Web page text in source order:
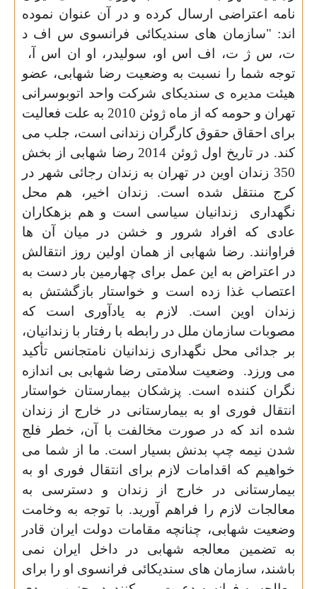
نامه اعتراضی ارسال کرده و در آن عنوان نموده
اند: "سازمان های سندیکائی فرانسوی س اف د
ت، س ژ ت، اف اس او، سولیدر، او ان اس آ،
توجه شما را نسبت به وضعیت رضا شهابی، عضو
هیئت مدیره ی سندیکای شرکت واحد اتوبوسرانی
تهران و حومه که از ماه ژوئن 2010 به علت فعالیت
برای احقاق حقوق کارگران زندانی است، جلب می
کند. در تاریخ اول ژوئن 2014 رضا شهابی از بخش
350 زندان اوین در تهران به زندان رجائی شهر در
کرج منتقل شده است. زندان اخیر، هم محل
نگهداری
زندانیان سیاسی است و هم بزهکاران
عادی که افراد شرور و خشن در میان آن ها
فراوانند. رضا شهابی از همان اولین روز انتقالش
در اعتراض به این عمل برای چهارمین بار دست به
اعتصاب غذا زده است و خواستار بازگشتش به
زندان اوین است. لازم به یادآوری است که
مصوبات سازمان ملل در رابطه با رفتار با زندانیان،
بر جدائی محل نگهداری زندانیان نامتجانس تأکید
می ورزد.
وضعیت سلامتی رضا شهابی بی اندازه
نگران کننده است. پزشکان بیمارستان خواستار
انتقال فوری او به بیمارستانی در خارج از زندان
شده اند که در صورت مخالفت با آن، خطر فلج
شدن نیمه چپ بدنش بسیار است. ما از شما می
خواهیم که اقدامات لازم برای انتقال فوری او به
بیمارستانی در خارج از زندان و دسترسی به
معالجات لازم را فراهم آورید. با توجه به وخامت
وضعیت شهابی، چنانچه مقامات دولت ایران قادر
به تضمین معالجه شهابی در داخل ایران نمی
باشند، سازمان های سندیکائی فرانسوی او را برای